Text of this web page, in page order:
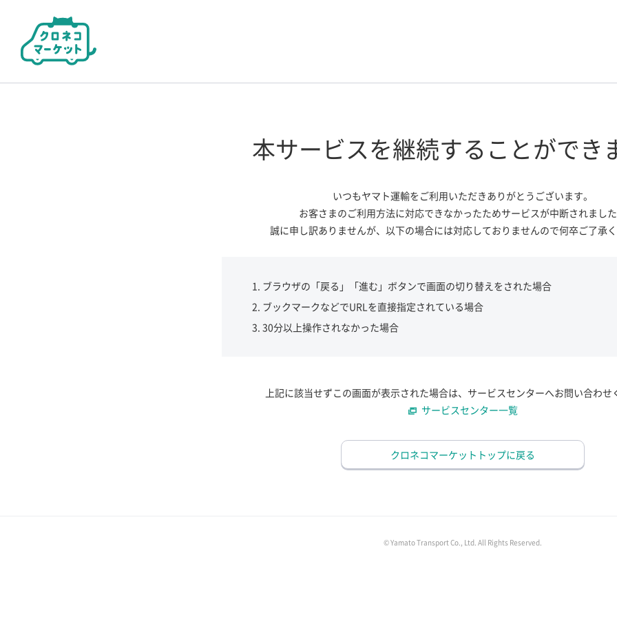
本サービスを継続する ことができ
いつもヤマト運輸をご利用いただきありがとうございます。
お客さまのご利用方法に対応できなかったためサービスが中断されました
誠に申し訳ありませんが、 以下の場合には対応しておりませんので何卒ご了承く
ブラウザの「戻る」「進む」ボタンで画面の切り替えをされた場合
ブックマークなどでURLを直接指定されている場合
30分以上操作されなかった場合
上記に該当せずこの画面が表示された場合は、サービスセンターへお問い合わせ
サービスセンター一覧
クロネコマーケットトップに戻る
© Yamato Transport Co., Ltd. All Rights Reserved.